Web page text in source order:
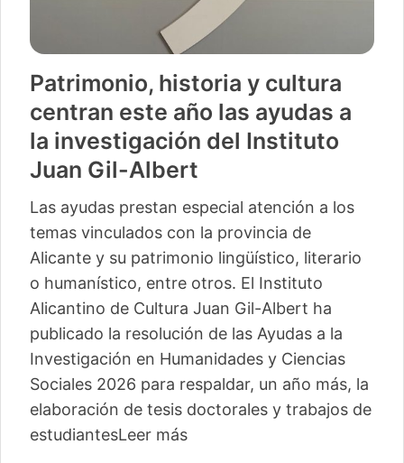
Patrimonio, historia y cultura
centran este año las ayudas a
la investigación del Instituto
Juan Gil-Albert
Las ayudas prestan especial atención a los
temas vinculados con la provincia de
Alicante y su patrimonio lingüístico, literario
o humanístico, entre otros. El Instituto
Alicantino de Cultura Juan Gil-Albert ha
publicado la resolución de las Ayudas a la
Investigación en Humanidades y Ciencias
Sociales 2026 para respaldar, un año más, la
elaboración de tesis doctorales y trabajos de
estudiantesLeer más